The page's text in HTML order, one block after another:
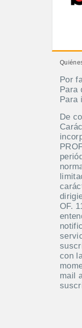
Por
Para
Para
De
OF.
con
mail